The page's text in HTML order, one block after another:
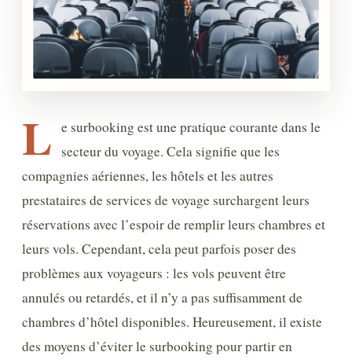
L e surbooking est une pratique courante dans le
secteur du voyage. Cela signifie que les
compagnies aériennes, les hôtels et les autres
prestataires de services de voyage surchargent leurs
réservations avec l’espoir de remplir leurs chambres et
leurs vols. Cependant, cela peut parfois poser des
problèmes aux voyageurs : les vols peuvent être
annulés ou retardés, et il n’y a pas suffisamment de
chambres d’hôtel disponibles. Heureusement, il existe
des moyens d’éviter le surbooking pour partir en